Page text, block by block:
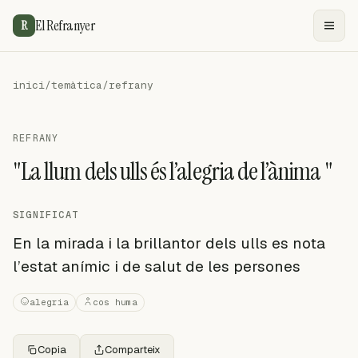
R El Refranyer
inici/temàtica/refrany
REFRANY
"La llum dels ulls és l’alegria de l’ànima "
SIGNIFICAT
En la mirada i la brillantor dels ulls es nota
l’estat anímic i de salut de les persones
alegria cos huma
Copia Comparteix